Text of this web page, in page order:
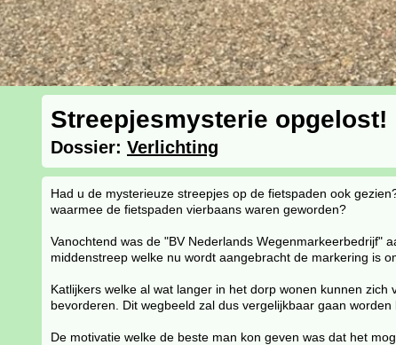
Streepjesmysterie opgelost!
Dossier: Verlichting
Had u de mysterieuze streepjes op de fietspaden ook
waarmee de fietspaden vierbaans waren geworden?
Vanochtend was de "BV Nederlands Wegenmarkeerbedrijf"
middenstreep welke nu wordt aangebracht de markering is
Katlijkers welke al wat langer in het dorp wonen kunnen
bevorderen. Dit wegbeeld zal dus vergelijkbaar gaan worden
De motivatie welke de beste man kon geven was dat het